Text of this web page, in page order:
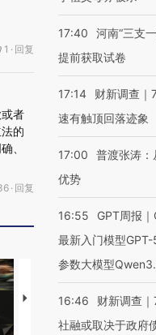
1 · 回复
者
的
、
· 回复
马航飞行员跨国走私7万
17:40
河南“三支
提前获取试卷
17:14
财新调查｜
速有触顶回落迹象
17:00
普渡张涛
优势
16:55
GPT周报
最新入门模型
参数大模型
16:46
财新调查
社融或取决于政府